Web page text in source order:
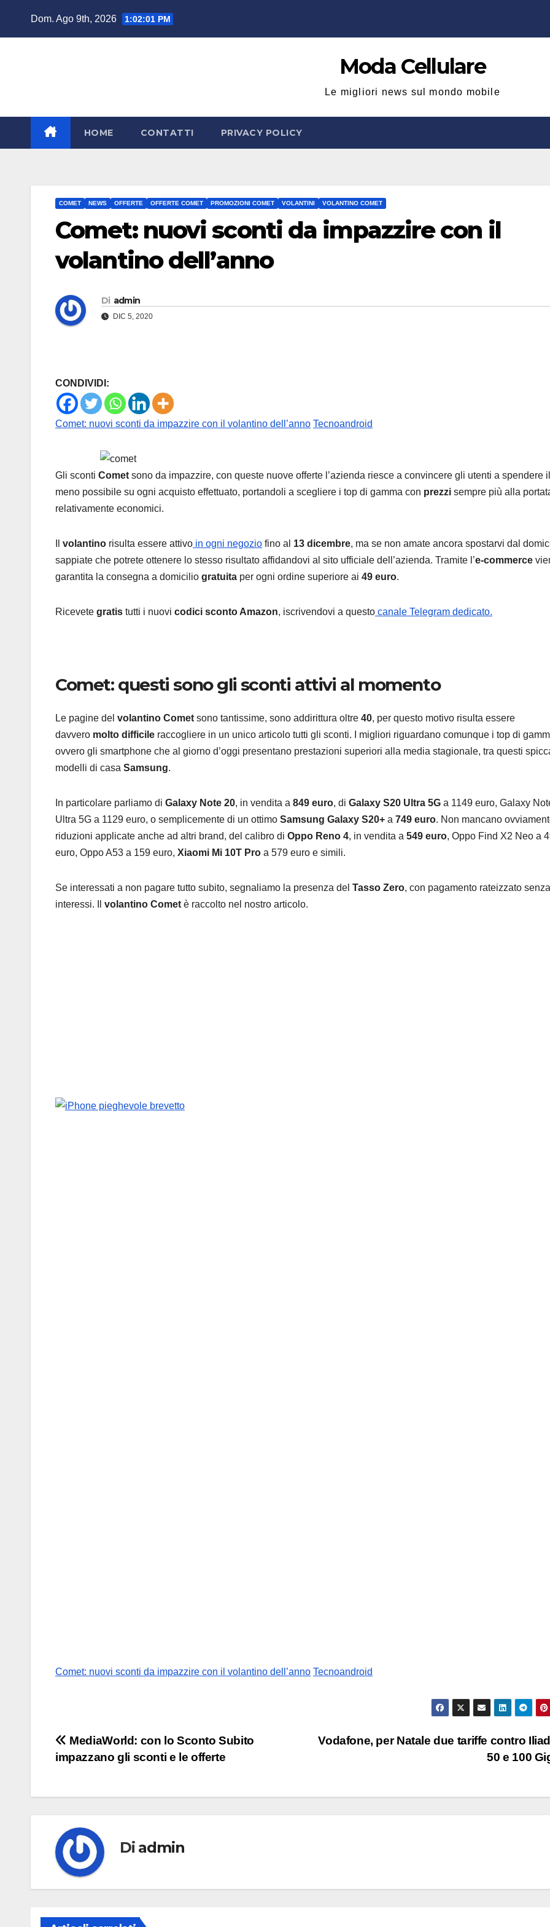
Dom. Ago 9th, 2026 1:02:02 PM
Moda Cellulare
Le migliori news sul mondo mobile
HOME CONTATTI PRIVACY POLICY
COMET NEWS OFFERTE OFFERTE COMET PROMOZIONI COMET VOLANTINI VOLANTINO COMET
Comet: nuovi sconti da impazzire con il
volantino dell’anno
Di admin
DIC 5, 2020
CONDIVIDI:
Comet: nuovi sconti da impazzire con il volantino dell’anno Tecnoandroid
Gli sconti Comet sono da impazzire, con queste nuove offerte l’azienda riesce a convincere gli utenti a spendere il
meno possibile su ogni acquisto effettuato, portandoli a scegliere i top di gamma con prezzi sempre più alla
relativamente economici.
volantino risulta essere attivo in ogni negozio fino al 13 dicembre, ma se non amate ancora spostarvi dal
sappiate che potrete ottenere lo stesso risultato affidandovi al sito ufficiale dell’azienda. Tramite l’e-commerce
garantita la consegna a domicilio gratuita per ogni ordine superiore ai 49 euro.
Ricevete gratis tutti i nuovi codici sconto Amazon, iscrivendovi a questo canale Telegram dedicato.
Comet: questi sono gli sconti attivi al momento
Le pagine del volantino Comet sono tantissime, sono addirittura oltre 40, per questo motivo risulta essere
davvero molto difficile raccogliere in un unico articolo tutti gli sconti. I migliori riguardano comunque i top di
ovvero gli smartphone che al giorno d’oggi presentano prestazioni superiori alla media stagionale, tra questi
modelli di casa Samsung.
In particolare parliamo di Galaxy Note 20, in vendita a 849 euro, di Galaxy S20 Ultra 5G a 1149 euro, Galaxy
Ultra 5G a 1129 euro, o semplicemente di un ottimo Samsung Galaxy S20+ a 749 euro. Non mancano
riduzioni applicate anche ad altri brand, del calibro di Oppo Reno 4, in vendita a 549 euro, Oppo Find X2 Neo a
euro, Oppo A53 a 159 euro, Xiaomi Mi 10T Pro a 579 euro e simili.
Se interessati a non pagare tutto subito, segnaliamo la presenza del Tasso Zero, con pagamento rateizzato senza
interessi. Il volantino Comet è raccolto nel nostro articolo.
Comet: nuovi sconti da impazzire con il volantino dell’anno Tecnoandroid
Navigazione
articoli
Vodafone, per Natale due tariffe contro
50 e 100
MediaWorld: con lo Sconto Subito
impazzano gli sconti e le offerte
Di admin
sullo